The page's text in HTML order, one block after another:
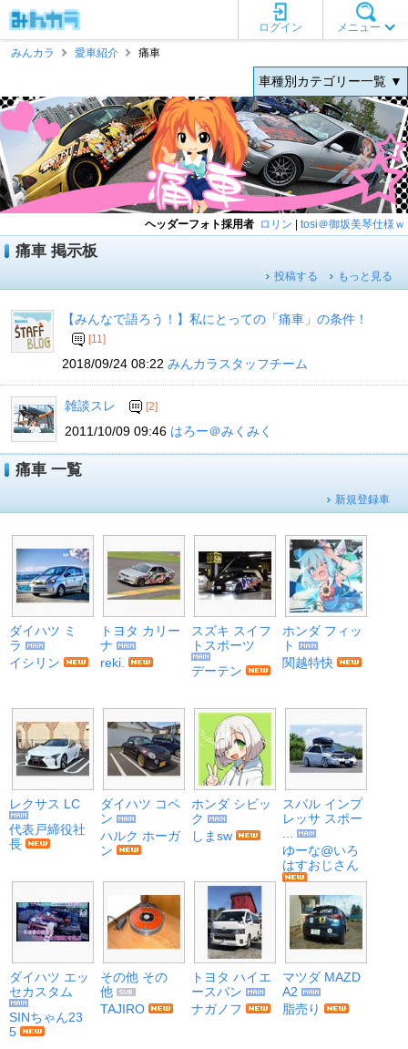
メニュー
ログイン
みんカラ
愛車紹介 痛車
車種別カテゴリー一覧 ▼
ヘッダーフォト採用者 ロリン tosi＠御坂美琴仕様ｗ
痛車 掲示板
投稿する もっと見る
【みんなで語ろう！】私にとっての「痛車」の条件！
[11]
2018/09/24 08:22 みんカラスタッフチーム
雑談スレ [2]
2011/10/09 09:46 はろー＠みくみく
痛車 一覧
新規登録車
ダイハツ ミ
ラ
イシリン
トヨタ カリー
ナ
reki.
スズキ スイフ
トスポーツ
デーテン
ホンダ フィッ
ト
関越特快
レクサス LC
代表戸締役社
長
ダイハツ コペ
ン
ハルク ホーガ
ン
ホンダ シビッ
ク
しまsw
スバル インプ
レッサ スポー
ゆーな@いろ
はすおじさん
ダイハツ エッ
セカスタム
SINちゃん23
5
その他 その
他
TAJIRO
トヨタ ハイエ
ースバン
ナガノフ
マツダ MAZD
A2
脂売り